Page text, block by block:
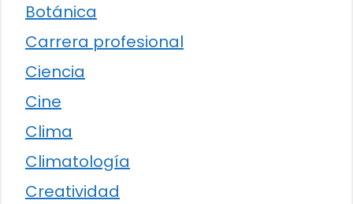
Botánica
Carrera profesional
Ciencia
Cine
Clima
Climatología
Creatividad